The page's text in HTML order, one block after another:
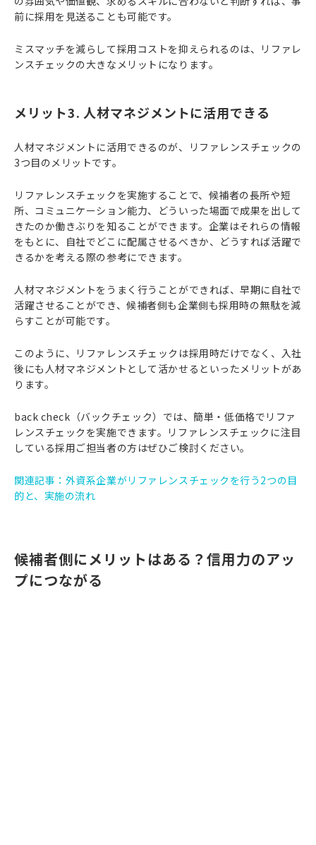
前に採用を見送ることも可能です。
ミスマッチを減らして採用コストを抑えられるのは、リファレ
ンスチェックの大きなメリットになります。
メリット3. 人材マネジメントに活用できる
人材マネジメントに活用できるのが、リファレンスチェックの
3つ目のメリットです。
リファレンスチェックを実施することで、候補者の長所や短
所、コミュニケーション能力、どういった場面で成果を出して
きたのか働きぶりを知ることができます。企業はそれらの情報
をもとに、自社でどこに配属させるべきか、どうすれば活躍で
きるかを考える際の参考にできます。
人材マネジメントをうまく行うことができれば、早期に自社で
活躍させることができ、候補者側も企業側も採用時の無駄を減
らすことが可能です。
このように、リファレンスチェックは採用時だけでなく、入社
後にも人材マネジメントとして活かせるといったメリットがあ
ります。
back check（バックチェック）では、簡単・低価格でリファ
レンスチェックを実施できます。リファレンスチェックに注目
している採用ご担当者の方はぜひご検討ください。
関連記事：外資系企業がリファレンスチェックを行う2つの目
的と、実施の流れ
候補者側にメリットはある？信用力のアッ
プにつながる